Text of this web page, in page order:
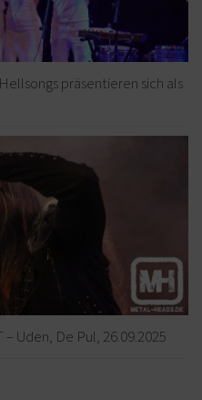
präsentieren sich als
Uden, De Pul, 26.09.2025